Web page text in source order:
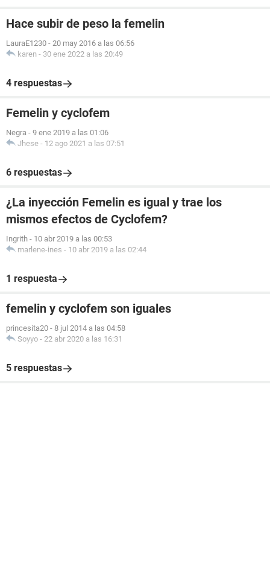
Hace subir de peso la femelin
LauraE1230 - 20 may 2016 a las 06:56
karen - 30 ene 2022 a las 20:49
4 respuestas
Femelin y cyclofem
Negra - 9 ene 2019 a las 01:06
Jhese - 12 ago 2021 a las 07:51
6 respuestas
¿La inyección Femelin es igual y trae los
mismos efectos de Cyclofem?
Ingrith - 10 abr 2019 a las 00:53
marlene-ines - 10 abr 2019 a las 02:44
1 respuesta
femelin y cyclofem son iguales
princesita20 - 8 jul 2014 a las 04:58
Soyyo - 22 abr 2020 a las 16:31
5 respuestas